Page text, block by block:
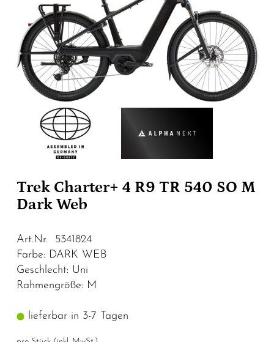
Trek Charter+ 4 R9 TR 540 SO M
Dark Web
Art.Nr. 5341824
Farbe: DARK WEB
Geschlecht: Uni
Rahmengröße: M
lieferbar in 3-7 Tagen